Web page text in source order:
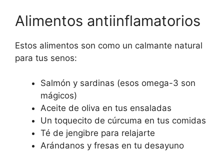
Alimentos antiinflamatorios
Estos alimentos son como un calmante natural
para tus senos:
Salmón y sardinas (esos omega-3 son
mágicos)
Aceite de oliva en tus ensaladas
Un toquecito de cúrcuma en tus comidas
Té de jengibre para relajarte
Arándanos y fresas en tu desayuno